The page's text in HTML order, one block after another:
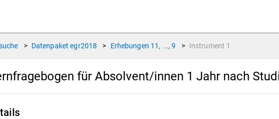
> Datenpaket egr2018 > Erhebungen 11, ..., 9 > Instrument 1
für Absolvent/innen 1 Jahr nach